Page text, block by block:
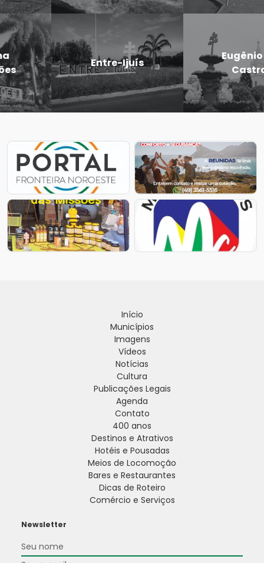
Entre-Ijuís
Eugênio de
Castro
Início
Municípios
Imagens
Vídeos
Notícias
Cultura
Publicações Legais
Agenda
Contato
400 anos
Destinos e Atrativos
Hotéis e Pousadas
Meios de Locomoção
Bares e Restaurantes
Dicas de Roteiro
Comércio e Serviços
Newsletter